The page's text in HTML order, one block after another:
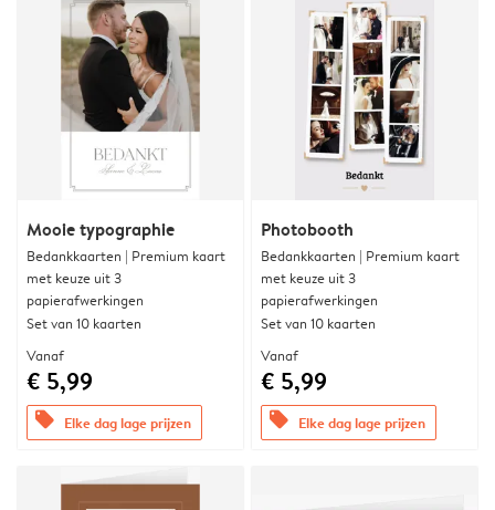
Mooie typographie
Bedankkaarten | Premium kaart
met keuze uit 3
papierafwerkingen
Set van 10 kaarten
Vanaf
€ 5,99
offers Elke dag lage prijzen
Photobooth
Bedankkaarten | Premium kaart
met keuze uit 3
papierafwerkingen
Set van 10 kaarten
Vanaf
€ 5,99
offers Elke dag lage prijzen